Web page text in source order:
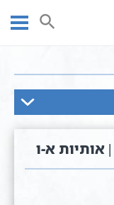
חיפוש
אותיות א-ו